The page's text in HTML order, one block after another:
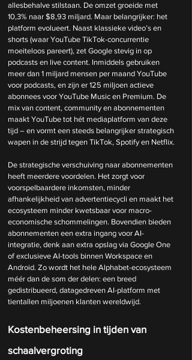
allesbehalve stilstaan. De omzet groeide met
10,3% naar $8,93 miljard. Maar belangrijker: het
platform evolueert. Naast klassieke video’s en
shorts (waar YouTube TikTok-concurrentie
moeiteloos pareert), zet Google stevig in op
podcasts en live content. Inmiddels gebruiken
meer dan 1 miljard mensen per maand YouTube
voor podcasts, en zijn er 125 miljoen actieve
abonnees voor YouTube Music en Premium. De
mix van content, community en abonnementen
maakt YouTube tot hét mediaplatform van deze
tijd – en vormt een steeds belangrijker strategisch
wapen in de strijd tegen TikTok, Spotify en Netflix.
De strategische verschuiving naar abonnementen
heeft meerdere voordelen. Het zorgt voor
voorspelbaardere inkomsten, minder
afhankelijkheid van advertentiecycli en maakt het
ecosysteem minder kwetsbaar voor macro-
economische schommelingen. Bovendien bieden
abonnementen een extra ingang voor AI-
integratie, denk aan extra opslag via Google One
of exclusieve AI-tools binnen Workspace en
Android. Zo wordt het hele Alphabet-ecosysteem
méér dan de som der delen: een breed
gedistribueerd, datagedreven AI-platform met
tientallen miljoenen klanten wereldwijd.
Kostenbeheersing in tijden van
schaalvergroting